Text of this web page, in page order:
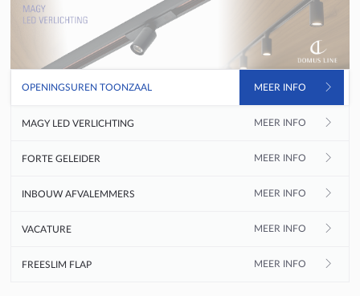
OPENINGSUREN TOONZAAL MEER INFO
MAGY LED VERLICHTING MEER INFO
FORTE GELEIDER MEER INFO
INBOUW AFVALEMMERS MEER INFO
VACATURE MEER INFO
FREESLIM FLAP MEER INFO